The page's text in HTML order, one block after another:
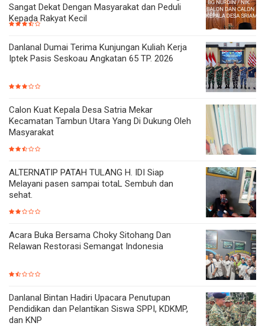
Sangat Dekat Dengan Masyarakat dan Peduli
Kepada Rakyat Kecil
Danlanal Dumai Terima Kunjungan Kuliah Kerja
Iptek Pasis Seskoau Angkatan 65 TP. 2026
Calon Kuat Kepala Desa Satria Mekar
Kecamatan Tambun Utara Yang Di Dukung Oleh
Masyarakat
ALTERNATIP PATAH TULANG H. IDI Siap
Melayani pasen sampai totaL Sembuh dan
sehat.
Acara Buka Bersama Choky Sitohang Dan
Relawan Restorasi Semangat Indonesia
Danlanal Bintan Hadiri Upacara Penutupan
Pendidikan dan Pelantikan Siswa SPPI, KDKMP,
dan KNP